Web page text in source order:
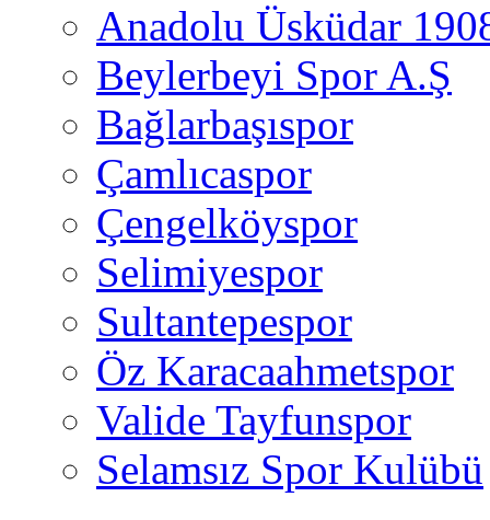
Anadolu Üsküdar
Beylerbeyi Spor A.Ş
Bağlarbaşıspor
Çamlıcaspor
Çengelköyspor
Selimiyespor
Sultantepespor
Öz Karacaahmetspor
Valide Tayfunspor
Selamsız Spor Kulübü